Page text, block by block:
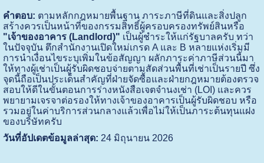
คำตอบ: ตามหลักกฎหมายพื้นฐาน ภาระภาษีที่ดินและสิ่งปลูก
สร้างควรเป็นหน้าที่ของกรรมสิทธิ์ผู้ครอบครองทรัพย์สินหรือ
"เจ้าของอาคาร (Landlord)" เป็นผู้ชำระให้แก่รัฐบาลครับ ทว่า
ในปัจจุบัน ตึกสำนักงานเปิดใหม่เกรด A และ B หลายแห่งเริ่มมี
การนำเงื่อนไขระบุเพิ่มในข้อสัญญา ผลักภาระค่าภาษีส่วนนี้มา
ให้ทางผู้เช่าเป็นผู้รับผิดชอบจ่ายตามสัดส่วนพื้นที่เช่าเป็นรายปี ซึ่ง
จุดนี้ถือเป็นประเด็นสำคัญที่ฝ่ายจัดซื้อและฝ่ายกฎหมายต้องตรวจ
สอบให้ดีในขั้นตอนการร่างหนังสือเจตจำนงเช่า (LOI) และควร
พยายามเจรจาต่อรองให้ทางเจ้าของอาคารเป็นผู้รับผิดชอบ หรือ
รวมอยู่ในค่าบริการส่วนกลางแล้วเพื่อไม่ให้เป็นภาระต้นทุนแฝง
ของบริษัทครับ
วันที่อัปเดตข้อมูลล่าสุด: 24 มิถุนายน 2026